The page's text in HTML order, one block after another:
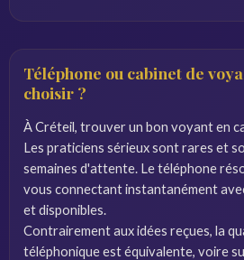
Téléphone ou cabinet de
choisir ?
À Créteil, trouver un bon voyant en
Les praticiens sérieux sont rares et
semaines d'attente. Le téléphone
vous connectant instantanément
et disponibles.
Contrairement aux idées reçues, la
téléphonique est équivalente, voire